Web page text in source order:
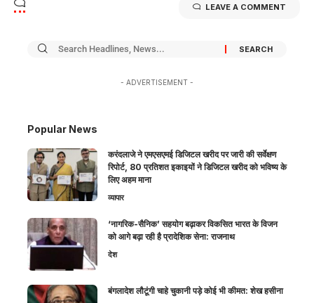
LEAVE A COMMENT
- ADVERTISEMENT -
Popular News
करंदलाजे ने एमएसएमई डिजिटल खरीद पर जारी की सर्वेक्षण
रिपोर्ट, 80 प्रतिशत इकाइयों ने डिजिटल खरीद को भविष्य के
लिए अहम माना
व्यापार
‘नागरिक-सैनिक’ सहयोग बढ़ाकर विकसित भारत के विजन
को आगे बढ़ा रही है प्रादेशिक सेना: राजनाथ
देश
बंगलादेश लौटूंगी चाहे चुकानी पड़े कोई भी कीमत: शेख हसीना